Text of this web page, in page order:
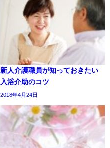
新人介護職員が知っておきたい
入浴介助のコツ
2018年4月24日